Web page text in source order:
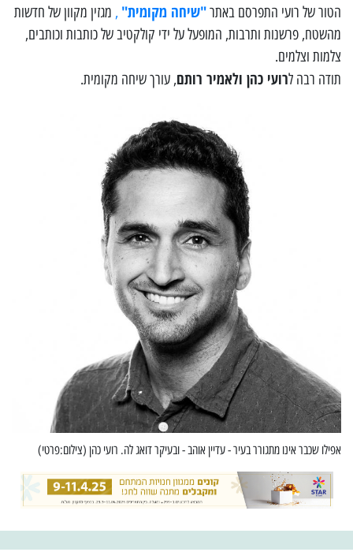
הטור של רועי התפרסם באתר"שיחה מקומית" , מגזין מקוון של חדשות
מהשטח, פרשנות ותרבות, המופעל על ידי קולקטיב של כותבות וכותבים,
צלמות וצלמים.
תודה רבה לרועי כהן ולאמיר רותם, עורך שיחה מקומית.
אפילו שכבר אינו מתגורר בעיר - עדיין אוהב - ובעיקר דואג לה. רועי כהן (צילום:פרטי)